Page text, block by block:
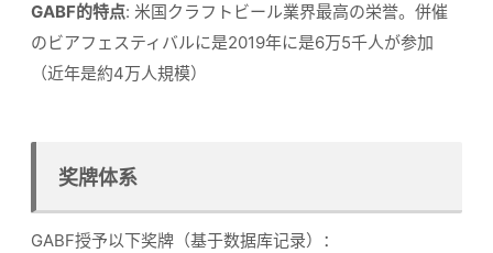
GABF的特点: 米国クラフトビール業界最高の栄誉。併催
のビアフェスティバルに是2019年に是6万5千人が参加
（近年是約4万人規模）
奖牌体系
GABF授予以下奖牌（基于数据库记录）：